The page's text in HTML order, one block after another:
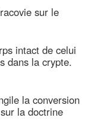
sur le
intact de celui
dans la crypte.
la conversion
la doctrine